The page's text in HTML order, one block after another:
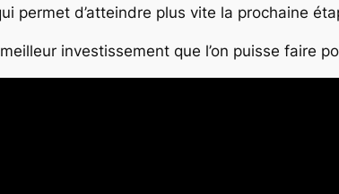
permet d’atteindre plus vite la prochaine
investissement que l’on puisse faire